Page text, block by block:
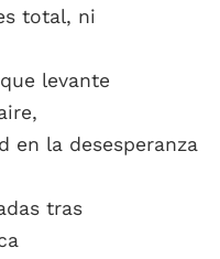
total, ni
levante
en la desesperanza
tras